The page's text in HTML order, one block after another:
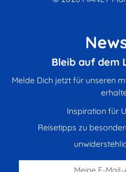
Bleib auf dem
Melde Dich jetzt für unseren
Inspiration für
Reisetipps zu